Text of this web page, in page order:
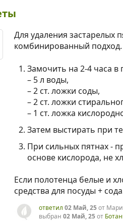
Для удаления застарелых
комбинированный
Замочить на 2-4 часа в
– 5 л воды,
– 2 ст. ложки соды,
– 2 ст. ложки
– 1 ст. ложка
Затем выстирать при
При сильных пятнах -
основе кислорода, не
Если полотенца белые и
средства для посуды +
ответил 02 Май, 25от
выбран 02 Май, 25от